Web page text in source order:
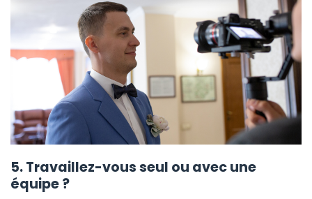
5. Travaillez-vous seul ou avec une
équipe ?